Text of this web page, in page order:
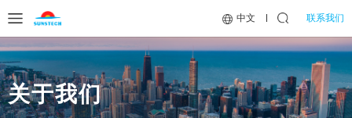
中文 联系我们
关于我们